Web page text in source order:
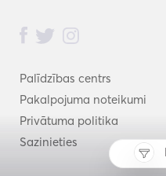
Palīdzības centrs
Pakalpojuma noteikumi
Privātuma politika
Sazinieties